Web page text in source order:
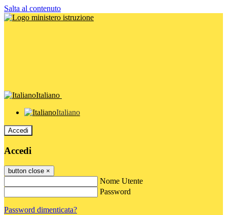
Salta al contenuto
Italiano
Italiano
Accedi
Accedi
button close ×
Nome Utente
Password
Password dimenticata?